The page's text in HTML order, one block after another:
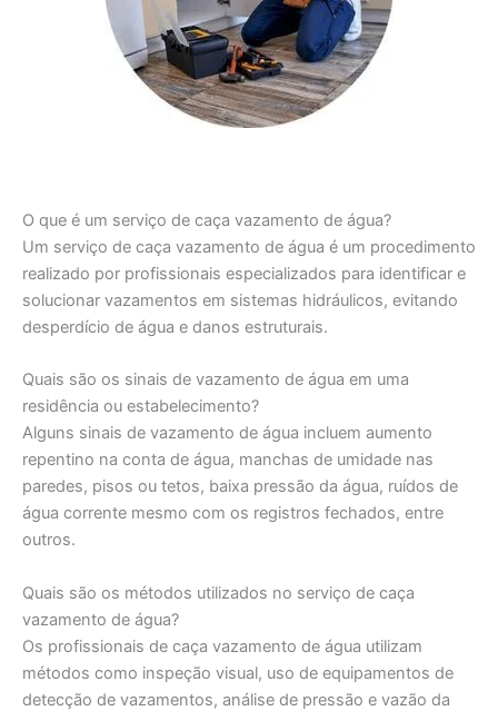
O que é um serviço de caça vazamento de água?
Um serviço de caça vazamento de água é um procedimento
realizado por profissionais especializados para identificar e
solucionar vazamentos em sistemas hidráulicos, evitando
desperdício de água e danos estruturais.
Quais são os sinais de vazamento de água em uma
residência ou estabelecimento?
Alguns sinais de vazamento de água incluem aumento
repentino na conta de água, manchas de umidade nas
paredes, pisos ou tetos, baixa pressão da água, ruídos de
água corrente mesmo com os registros fechados, entre
outros.
Quais são os métodos utilizados no serviço de caça
vazamento de água?
Os profissionais de caça vazamento de água utilizam
métodos como inspeção visual, uso de equipamentos de
detecção de vazamentos, análise de pressão e vazão da